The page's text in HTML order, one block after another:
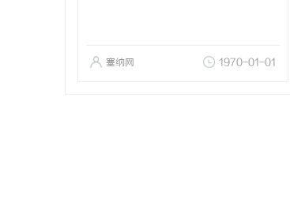
塞纳网 1970-01-01